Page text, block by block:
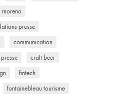
presse
communication
craft beer
fintech
fontainebleau tourisme